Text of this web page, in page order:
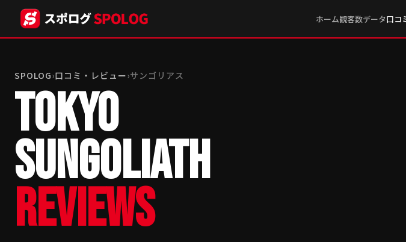
ホーム観客数データ口コ
SPOLOG›口コミ・レビュー›サンゴリアス
TOKYO
SUNGOLIATH
REVIEWS